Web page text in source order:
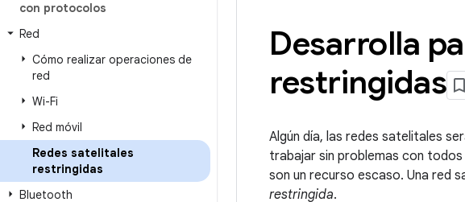
con protocolos
Red
Cómo realizar operaciones de
red
Wi-Fi
Red móvil
Redes satelitales
restringidas
Bluetooth
Desarrolla
restringidas
Algún día, las redes satelitales
trabajar sin problemas con
son un recurso escaso. Una red
restringida.